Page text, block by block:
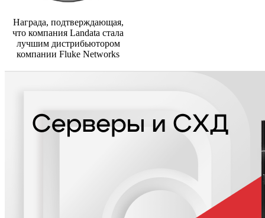
Награда, подтверждающая,
что компания Landata стала
лучшим дистрибьютором
компании Fluke Networks